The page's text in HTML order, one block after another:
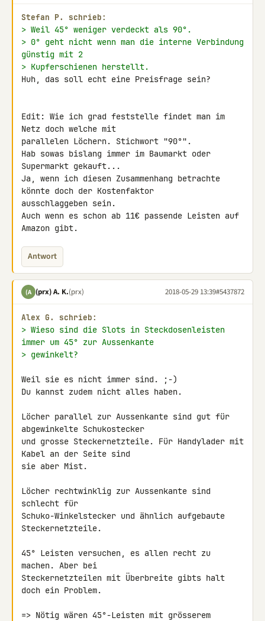
Stefan P. schrieb:
> Weil 45° weniger verdeckt als 90°.
> 0° geht nicht wenn man die interne Verbindung
günstig mit 2
> Kupferschienen herstellt.
Huh, das soll echt eine Preisfrage sein?
Edit: Wie ich grad feststelle findet man im
Netz doch welche mit
parallelen Löchern. Stichwort "90°".
Hab sowas bislang immer im Baumarkt oder
Supermarkt gekauft...
Ja, wenn ich diesen Zusammenhang betrachte
könnte doch der Kostenfaktor
ausschlaggeben sein.
Auch wenn es schon ab 11€ passende Leisten auf
Amazon gibt.
Antwort
(A (prx) A. K.(prx) 2018-05-29 13:39#5437872
Alex G. schrieb:
> Wieso sind die Slots in Steckdosenleisten
immer um 45° zur Aussenkante
> gewinkelt?
Weil sie es nicht immer sind. ;-)
Du kannst zudem nicht alles haben.
Löcher parallel zur Aussenkante sind gut für
abgewinkelte Schukostecker
und grosse Steckernetzteile. Für Handylader mit
Kabel an der Seite sind
sie aber Mist.
Löcher rechtwinklig zur Aussenkante sind
schlecht für
Schuko-Winkelstecker und ähnlich aufgebaute
Steckernetzteile.
45° Leisten versuchen, es allen recht zu
machen. Aber bei
Steckernetzteilen mit Überbreite gibts halt
doch ein Problem.
=> Nötig wären 45°-Leisten mit grösserem